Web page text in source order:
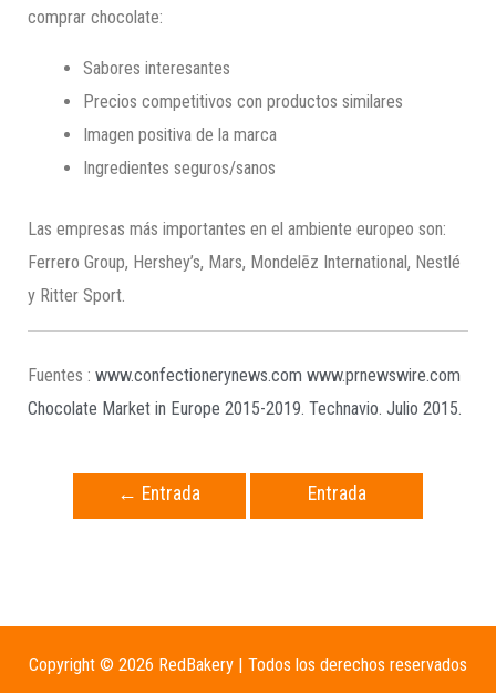
comprar chocolate:
Sabores interesantes
Precios competitivos con productos similares
Imagen positiva de la marca
Ingredientes seguros/sanos
Las empresas más importantes en el ambiente europeo son:
Ferrero Group, Hershey’s, Mars, Mondelēz International, Nestlé
y Ritter Sport.
Fuentes : www.confectionerynews.com www.prnewswire.com
Chocolate Market in Europe 2015-2019. Technavio. Julio 2015.
← Entrada
Entrada
Copyright © 2026 RedBakery | Todos los derechos reservados